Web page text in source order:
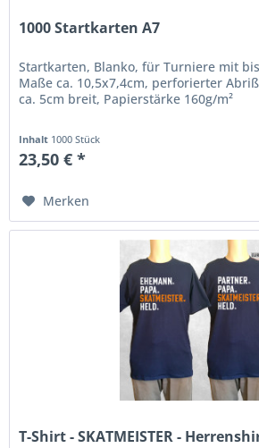
1000 Startkarten A7
Startkarten, Blanko, für Turniere mit
Maße ca. 10,5x7,4cm, perforierter
ca. 5cm breit, Papierstärke 160g/m²
Inhalt 1000 Stück
23,50 € *
Merken
T-Shirt - SKATMEISTER -